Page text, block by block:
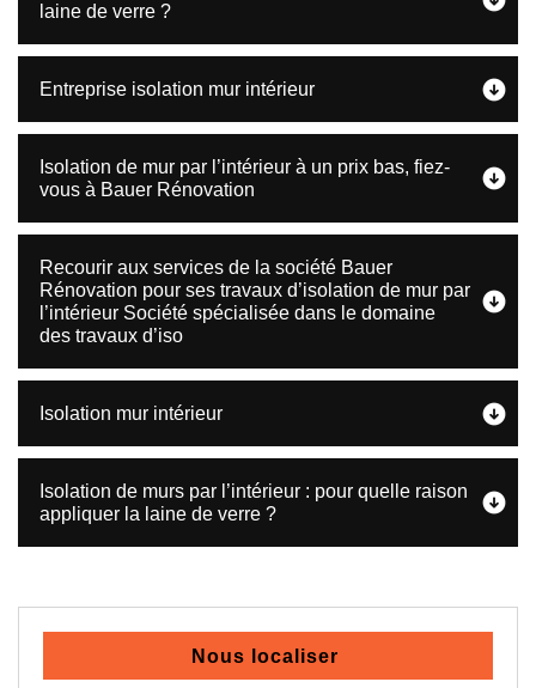
laine de verre ?
Entreprise isolation mur intérieur
Isolation de mur par l’intérieur à un prix bas, fiez-
vous à Bauer Rénovation
Recourir aux services de la société Bauer
Rénovation pour ses travaux d’isolation de mur par
l’intérieur Société spécialisée dans le domaine
des travaux d’iso
Isolation mur intérieur
Isolation de murs par l’intérieur : pour quelle raison
appliquer la laine de verre ?
Nous localiser